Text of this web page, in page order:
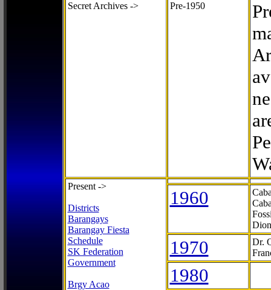
Secret Archives -> Pre-1950
Present ->
Districts
Barangays
Barangay Fiesta
Schedule
SK Federation
Government
Brgy Acao
1960
1970
Dr.
1980